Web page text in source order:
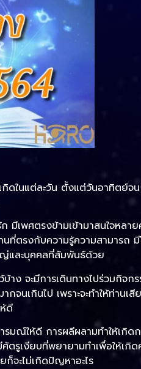
ดในแต่ละวัน ตั้งแต่วันอาทิตย์จน
เพศตรงข้ามเข้ามาสนใจหลาย
นที่ตรงกับความรู้ความสามารถ
และบุคคลที่สัมพันธ์ด้วย
าง จะมีการเดินทางไปร่วมกิจ
ากจนเกินไป เพราะจะทำให้ท่
ดี
รมณ์ให้ดี การผลีผลามทำให้เกิ
รูเงียบที่พยายามทำเพื่อให้เกิ
จะไม่เกิดปัญหาอะไร